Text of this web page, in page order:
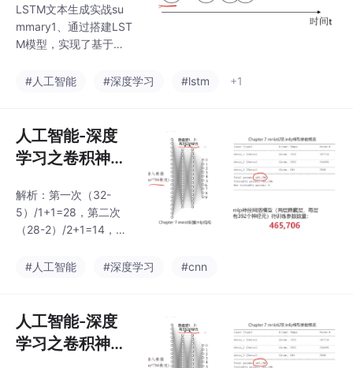
LSTM文本生成实战su
mmary1、通过搭建LST
M模型，实现了基于文
能；2、学习了文本加
预处理方法，并熟悉了
转化数据的结构；4、
实现了对新文本数据的
#人工智能 #深度学习 #lstm +1
人工智能-深度
学习之卷积神经
解析：第一次（32-
5）/1+1=28，第二次
（28-2）/2+1=14，第
0，第四次（10-2）/2+
再根据特征建立mlp模
型，实现猫狗图像识
别。任务：基于datase
#人工智能 #深度学习 #cnn
人工智能-深度
学习之卷积神经